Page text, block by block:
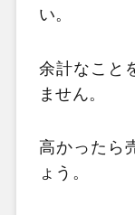
い。
余計なこと
ません。
高かったら
ょう。